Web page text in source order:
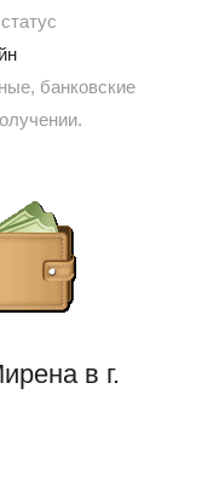
банковские
в г.